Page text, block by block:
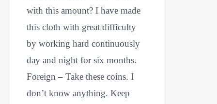
with this amount? I have made
this cloth with great difficulty
by working hard continuously
day and night for six months.
Foreign – Take these coins. I
don’t know anything. Keep